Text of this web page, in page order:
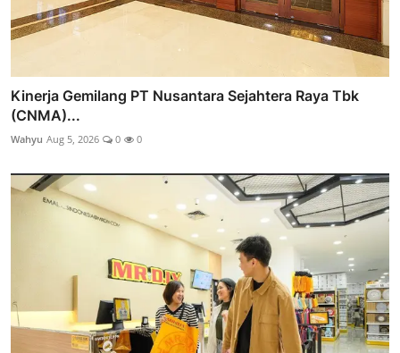
Kinerja Gemilang PT Nusantara Sejahtera Raya Tbk
(CNMA)...
Wahyu Aug 5, 2026 0 0